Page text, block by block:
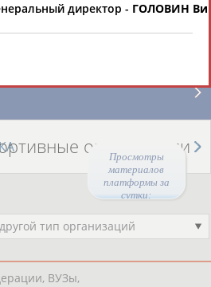
Просмотры
материалов
платформы за
сутки:
организации
тип организаций
ВУЗы,
директор - ГОЛОВИН